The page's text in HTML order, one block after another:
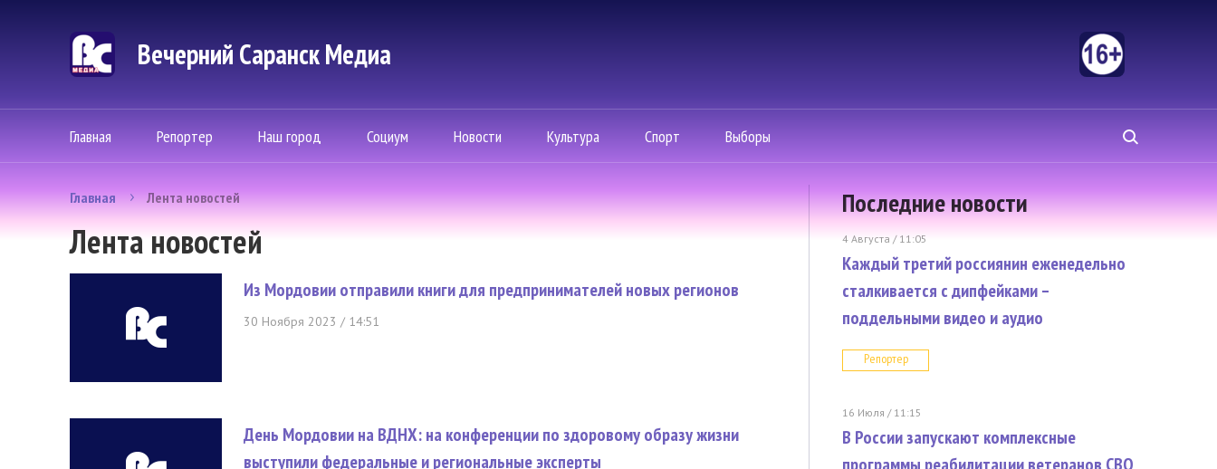
Вечерний Саранск Mедиа
Главная Репортер Наш город Социум Новости Культура Спорт Выборы
Главная Лента новостей
Лента новостей
Из Мордовии отправили книги для предпринимателей новых регионов
30 Ноября 2023 / 14:51
День Мордовии на ВДНХ: на конференции по здоровому образу жизни
выступили федеральные и региональные эксперты
Последние новости
4 Августа / 11:05
Каждый третий россиянин еженедельно
сталкивается с дипфейками –
поддельными видео и аудио
Репортер
16 Июля / 11:15
В России запускают комплексные